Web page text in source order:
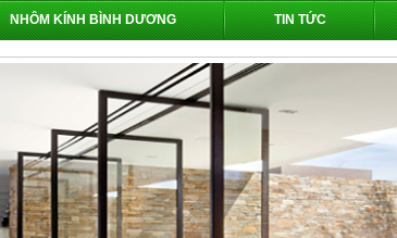
NHÔM KÍNH BÌNH DƯƠNG TIN TỨC